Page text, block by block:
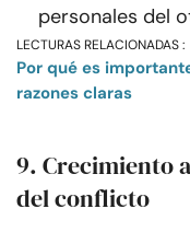
personales del
LECTURAS RELACIONADAS :
Por qué es
razones claras
9. Crecimiento
del conflicto